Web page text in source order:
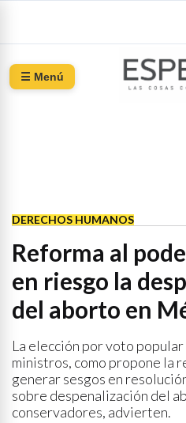
☰ Menú
DERECHOS HUMANOS
Reforma al
en riesgo la
del aborto en
La elección por voto
ministros, como propone la
generar sesgos en
sobre despenalización del
conservadores, advierten.